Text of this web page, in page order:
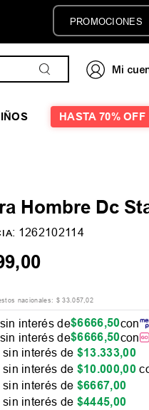
PROMOCIONES
HASTA 70% OFF
Hombre Dc
: 1262102114
,00
nacionales: $ 33.057,02
interés de$6666,50con
interés de$6666,50con
sin interés de $13.333,00
sin interés de $10.000,00
sin interés de $6667,00
sin interés de $4445,00